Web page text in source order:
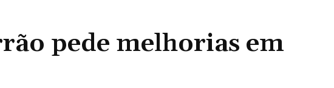
pede melhorias em